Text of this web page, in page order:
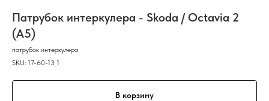
Патрубок интеркулера - Skoda / Octavia 2
(A5)
патрубок интеркулера
SKU: 17-60-13_1
В корзину